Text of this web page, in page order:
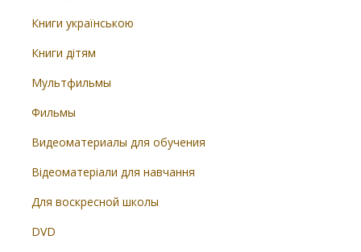
Книги українською
Книги дітям
Мультфильмы
Фильмы
Видеоматериалы для обучения
Відеоматеріали для навчання
Для воскресной школы
DVD